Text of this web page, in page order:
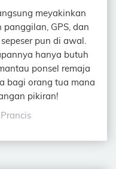
meyakinkan
panggilan, GPS, dan
pun di awal.
hanya butuh
ponsel remaja
bagi orang tua mana
pikiran!